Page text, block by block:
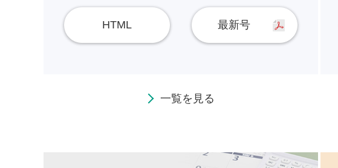
HTML 最新号
一覧を見る